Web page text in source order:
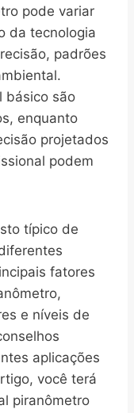
pode variar
da tecnologia
padrões
básico são
enquanto
projetados
podem
típico de
fatores
e níveis de
aplicações
você terá
piranômetro